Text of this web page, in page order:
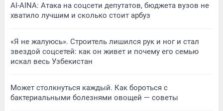
AI-AINA: Атака на соцсети депутатов, бюджета вузов не
хватило лучшим и сколько стоит арбуз
«Я не жалуюсь». Строитель лишился рук и ног и стал
звездой соцсетей: как он живет и почему его семью
искал весь Узбекистан
Может столкнуться каждый. Как бороться с
бактериальными болезнями овощей — советы